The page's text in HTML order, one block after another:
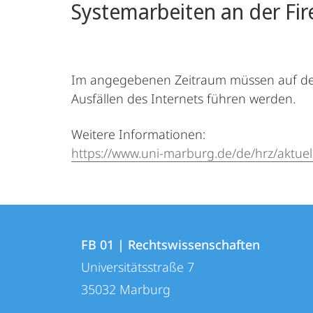
Systemarbeiten an der
Im angegebenen Zeitraum müssen auf
Ausfällen des Internets führen werden.
Weitere Informationen:
https://www.uni-marburg.de/de/hrz/
Informationen
Kontaktinformationen
FB
01
FB 01 | Rechtswissenschaften
Universitätsstraße 7
35032 Marburg